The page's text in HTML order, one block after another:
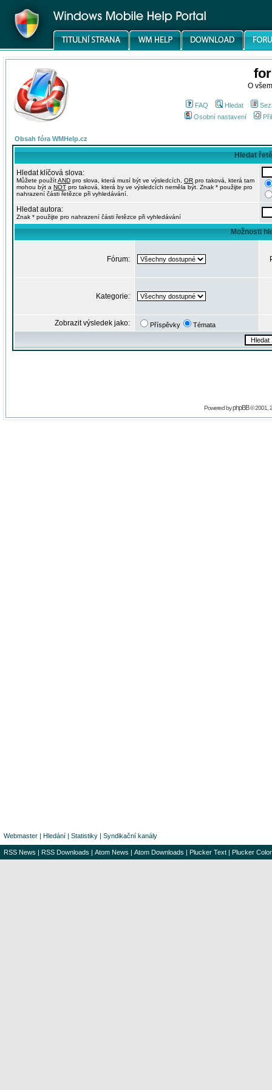
O
FAQ Hledat
Osobní nastavení
Obsah fóra WMHelp.cz
Hledat
Hledat klíčová slova:
Můžete použítAND pro slova, která musí být ve výsledcích, OR pro taková, která tam
mohou být a NOT pro taková, která by ve výsledcích neměla být. Znak * použijte pro
nahrazení části řetězce při vyhledávání.
Hledat autora:
Znak * použijte pro nahrazení části řetězce při vyhledávání
Možnosti
Fórum:
Kategorie:
Zobrazit výsledek jako: Příspěvky Témata
Powered byphpBB© 2001,
Webmaster | Hledání | Statistiky | Syndikační kanály
RSS News | RSS Downloads | Atom News | Atom Downloads | Plucker Text | Plucker Color